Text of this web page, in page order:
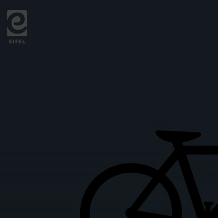
Zurück
zur
Startseite